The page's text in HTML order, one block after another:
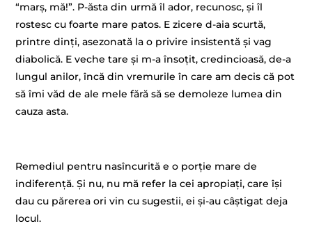
“marș, mă!”. P-ăsta din urmă îl ador, recunosc, și îl
rostesc cu foarte mare patos. E zicere d-aia scurtă,
printre dinți, asezonată la o privire insistentă și vag
diabolică. E veche tare și m-a însoțit, credincioasă, de-a
lungul anilor, încă din vremurile în care am decis că pot
să îmi văd de ale mele fără să se demoleze lumea din
cauza asta.
Remediul pentru nasîncurită e o porție mare de
indiferență. Și nu, nu mă refer la cei apropiați, care își
dau cu părerea ori vin cu sugestii, ei și-au câștigat deja
locul.